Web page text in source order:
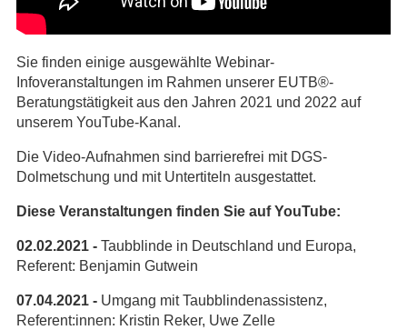
Sie finden einige ausgewählte Webinar-
Infoveranstaltungen im Rahmen unserer EUTB®-
Beratungstätigkeit aus den Jahren 2021 und 2022 auf
unserem YouTube-Kanal.
Die Video-Aufnahmen sind barrierefrei mit DGS-
Dolmetschung und mit Untertiteln ausgestattet.
Diese Veranstaltungen finden Sie auf YouTube:
02.02.2021 - Taubblinde in Deutschland und Europa,
Referent: Benjamin Gutwein
07.04.2021 - Umgang mit Taubblindenassistenz,
Referent:innen: Kristin Reker, Uwe Zelle